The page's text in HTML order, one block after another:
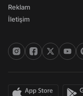
Reklam
İletişim